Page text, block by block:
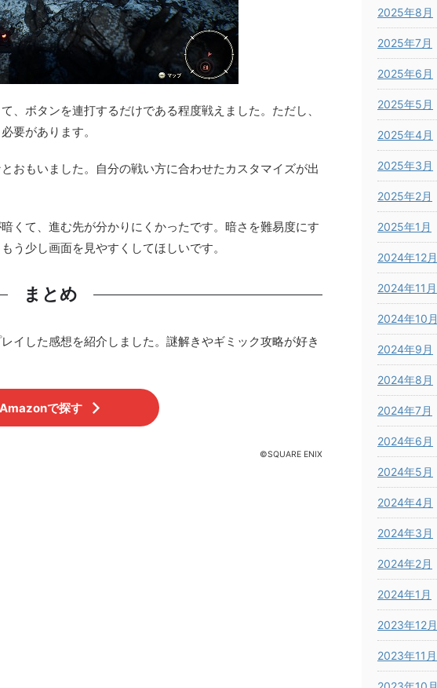
、ボタンを連打するだけである程度戦えました。ただし、
要があります。
おもいました。自分の戦い方に合わせたカスタマイズが出
くて、進む先が分かりにくかったです。暗さを難易度にす
う少し画面を見やすくしてほしいです。
まとめ
イした感想を紹介しました。謎解きやギミック攻略が好き
で探す
©SQUARE ENIX
2025年8月
2025年7月
2025年6月
2025年5月
2025年4月
2025年3月
2025年2月
2025年1月
2024年12月
2024年11月
2024年10月
2024年9月
2024年8月
2024年7月
2024年6月
2024年5月
2024年4月
2024年3月
2024年2月
2024年1月
2023年12月
2023年11月